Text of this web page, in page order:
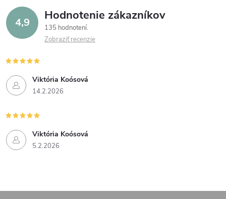
4,9 Hodnotenie zákazníkov
135 hodnotení
Zobraziť recenzie
Viktória Koósová
14.2.2026
Viktória Koósová
5.2.2026